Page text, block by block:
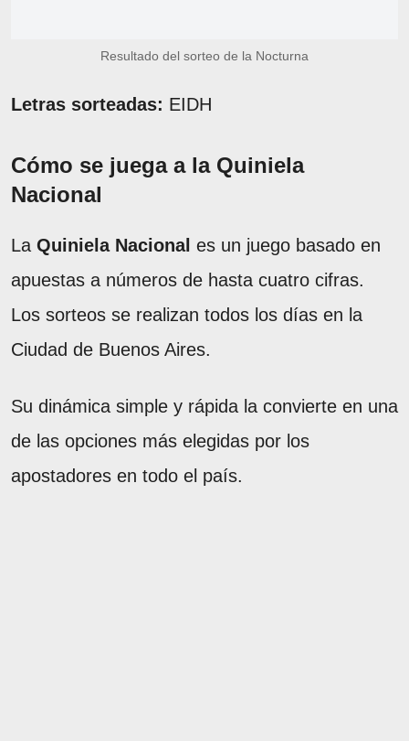
Resultado del sorteo de la Nocturna
Letras sorteadas: EIDH
Cómo se juega a la Quiniela
Nacional
La Quiniela Nacional es un juego basado en
apuestas a números de hasta cuatro cifras.
Los sorteos se realizan todos los días en la
Ciudad de Buenos Aires.
Su dinámica simple y rápida la convierte en una
de las opciones más elegidas por los
apostadores en todo el país.